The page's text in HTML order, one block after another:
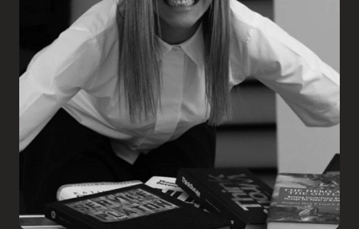
Inscribir
Boletería